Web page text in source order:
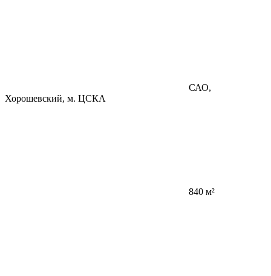
САО,
Хорошевский, м. ЦСКА
840 м²